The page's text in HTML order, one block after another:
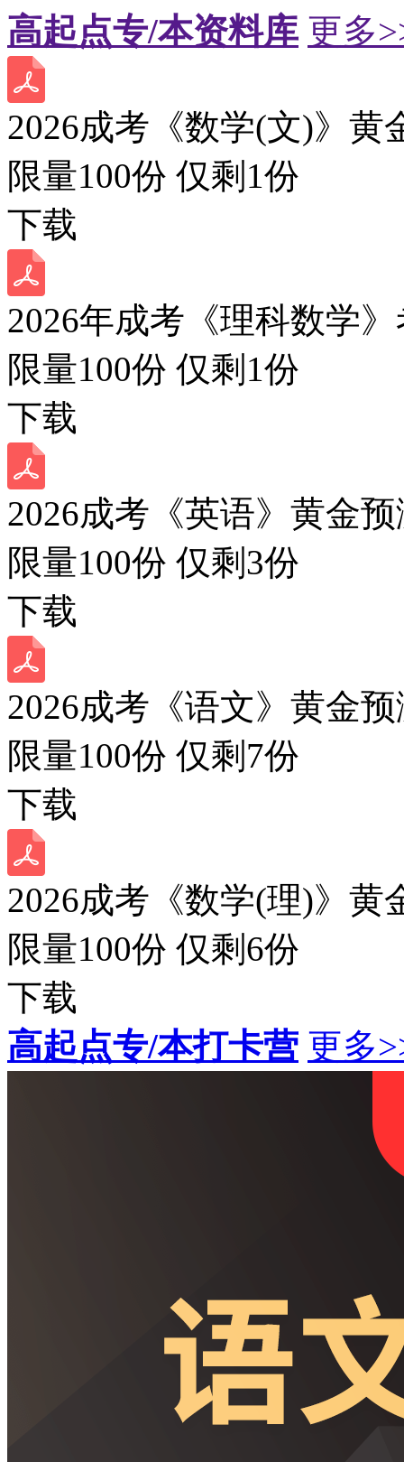
高起点专/本资料库 更多
2026成考《数学(文)》黄
限量100份 仅剩 1份
下载
2026年成考《理科数学
限量100份 仅剩 1份
下载
2026成考《英语》黄金
限量100份 仅剩 3份
下载
2026成考《语文》黄金
限量100份 仅剩 7份
下载
2026成考《数学(理)》黄
限量100份 仅剩 6份
下载
高起点专/本打卡营 更多